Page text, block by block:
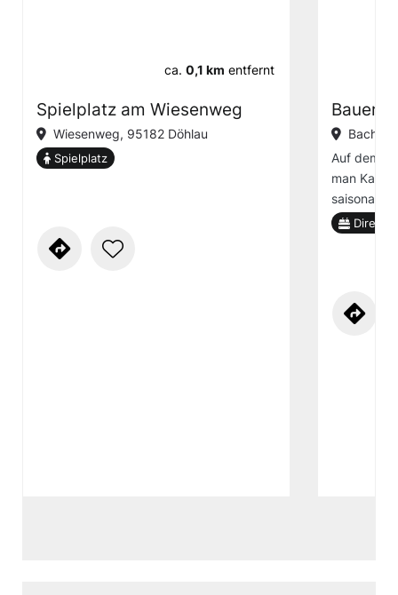
ca. 0,1 km entfernt
Spielplatz am Wiesenweg
Wiesenweg, 95182 Döhlau
Spielplatz
Auf dem
man
saisonales